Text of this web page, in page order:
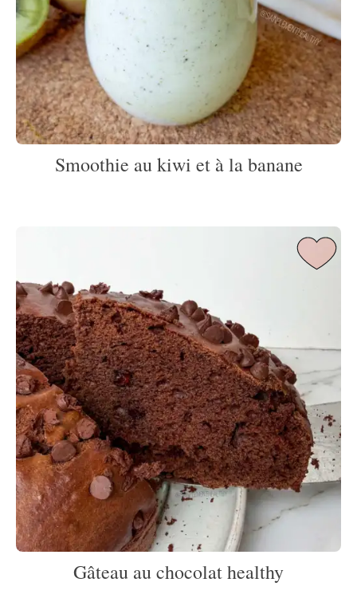
Smoothie au kiwi et à la banane
Gâteau au chocolat healthy